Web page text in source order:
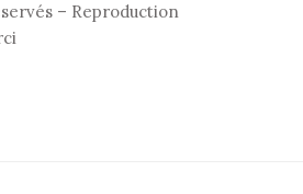
– Reproduction